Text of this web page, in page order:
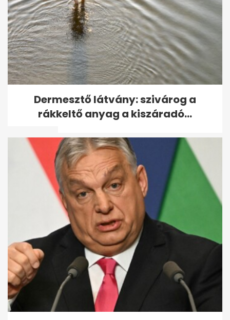
Indiai orvosok országos
sztrájkot tartanak egy
orvosnő...
India leszállt a Hold déli felére
Dermesztő látvány: szivárog a
rákkeltő anyag a kiszáradó...